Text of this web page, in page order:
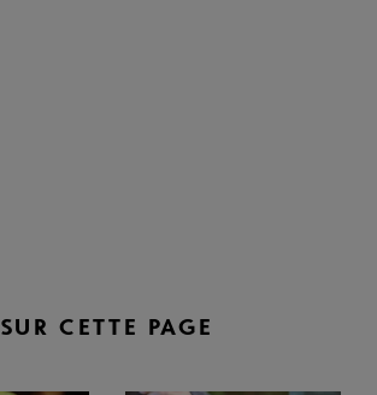
SUR CETTE PAGE